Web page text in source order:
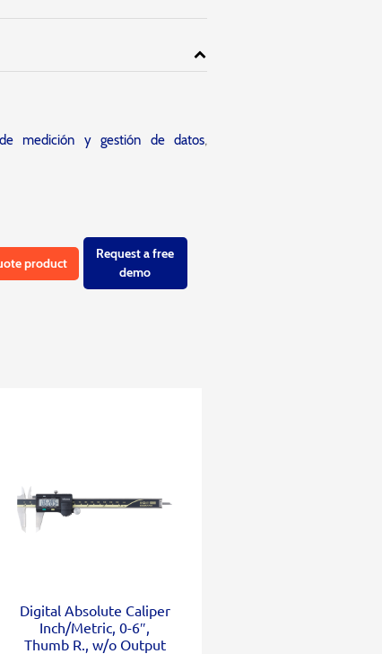
medición y gestión de datos,
product
Request a free
demo
Digital Absolute Caliper
Inch/Metric, 0-6″,
Thumb R., w/o Output